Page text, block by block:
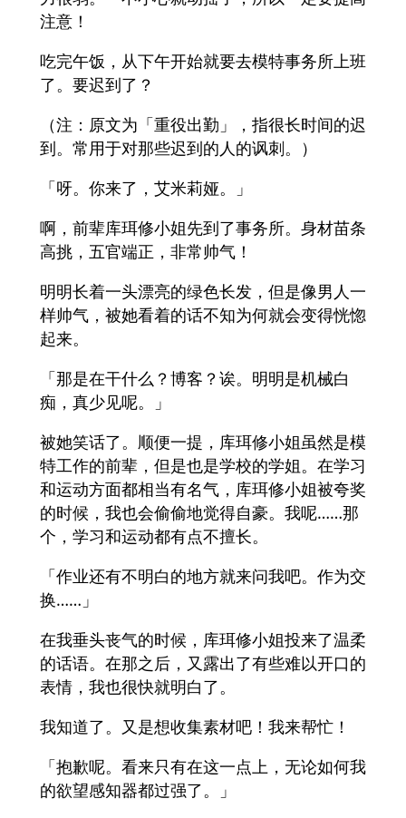
注意！
吃完午饭，从下午开始就要去模特事务所上班
了。要迟到了？
（注：原文为「重役出勤」，指很长时间的迟
到。常用于对那些迟到的人的讽刺。）
「呀。你来了，艾米莉娅。」
啊，前辈库珥修小姐先到了事务所。身材苗条
高挑，五官端正，非常帅气！
明明长着一头漂亮的绿色长发，但是像男人一
样帅气，被她看着的话不知为何就会变得恍惚
起来。
「那是在干什么？博客？诶。明明是机械白
痴，真少见呢。」
被她笑话了。顺便一提，库珥修小姐虽然是模
特工作的前辈，但是也是学校的学姐。在学习
和运动方面都相当有名气，库珥修小姐被夸奖
的时候，我也会偷偷地觉得自豪。我呢……那
个，学习和运动都有点不擅长。
「作业还有不明白的地方就来问我吧。作为交
换……」
在我垂头丧气的时候，库珥修小姐投来了温柔
的话语。在那之后，又露出了有些难以开口的
表情，我也很快就明白了。
我知道了。又是想收集素材吧！我来帮忙！
「抱歉呢。看来只有在这一点上，无论如何我
的欲望感知器都过强了。」